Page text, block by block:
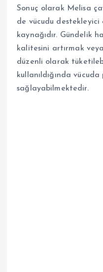
Sonuç olarak Melisa
de vücudu
kaynağıdır. Gündelik
kalitesini artırmak
düzenli olarak
kullanıldığında
sağlayabilmektedir.